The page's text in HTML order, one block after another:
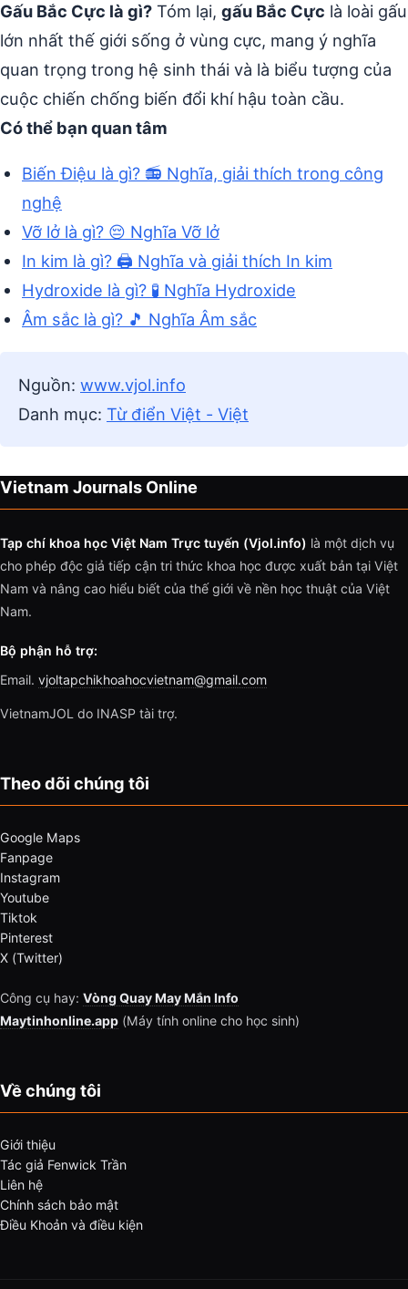
Gấu Bắc Cực là gì? Tóm lại, gấu Bắc Cực là loài gấu
lớn nhất thế giới sống ở vùng cực, mang ý nghĩa
quan trọng trong hệ sinh thái và là biểu tượng của
cuộc chiến chống biến đổi khí hậu toàn cầu.
Có thể bạn quan tâm
Biến Điệu là gì? 📻 Nghĩa, giải thích trong công
nghệ
Vỡ lở là gì? 😔 Nghĩa Vỡ lở
In kim là gì? 🖨️ Nghĩa và giải thích In kim
Hydroxide là gì? 🧪 Nghĩa Hydroxide
Âm sắc là gì? 🎵 Nghĩa Âm sắc
Nguồn: www.vjol.info
Danh mục: Từ điển Việt - Việt
Vietnam Journals Online
Tạp chí khoa học Việt Nam Trực tuyến (Vjol.info) là một dịch vụ
cho phép độc giả tiếp cận tri thức khoa học được xuất bản tại Việt
Nam và nâng cao hiểu biết của thế giới về nền học thuật của Việt
Nam.
Bộ phận hỗ trợ:
Email. vjoltapchikhoahocvietnam@gmail.com
VietnamJOL do INASP tài trợ.
Theo dõi chúng tôi
Google Maps
Fanpage
Instagram
Youtube
Tiktok
Pinterest
X (Twitter)
Công cụ hay: Vòng Quay May Mắn Info
Maytinhonline.app (Máy tính online cho học sinh)
Về chúng tôi
Giới thiệu
Tác giả Fenwick Trần
Liên hệ
Chính sách bảo mật
Điều Khoản và điều kiện